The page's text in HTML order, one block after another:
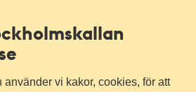
vi kakor, cookies, för att